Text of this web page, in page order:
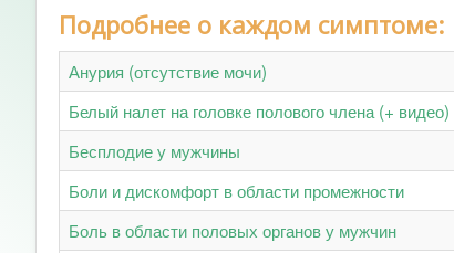
Подробнее о каждом симптоме:
Анурия (отсутствие мочи)
Белый налет на головке полового члена (+ видео)
Бесплодие у мужчины
Боли и дискомфорт в области промежности
Боль в области половых органов у мужчин